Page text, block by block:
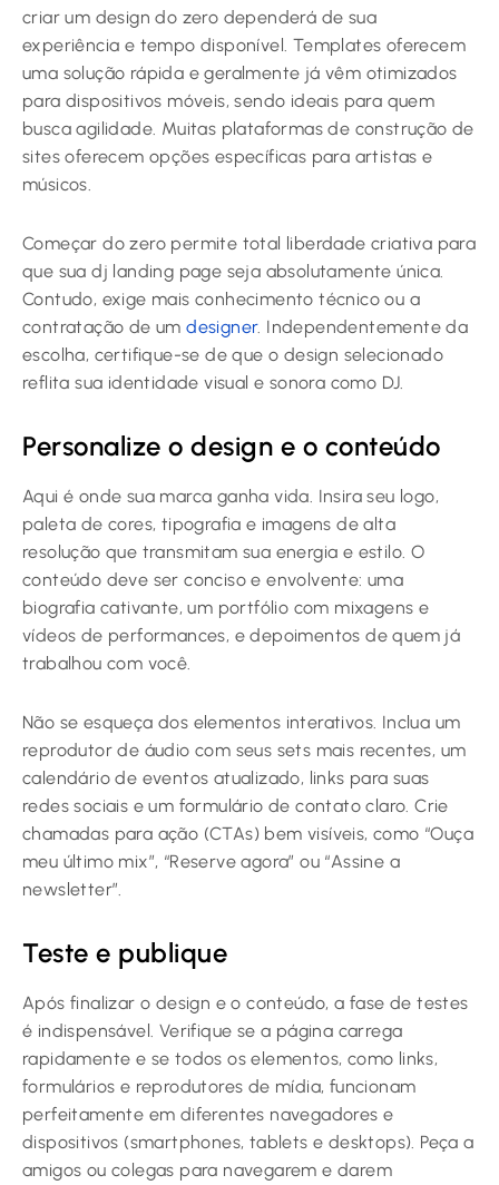
criar um design do zero dependerá de sua
experiência e tempo disponível. Templates oferecem
uma solução rápida e geralmente já vêm otimizados
para dispositivos móveis, sendo ideais para quem
busca agilidade. Muitas plataformas de construção de
sites oferecem opções específicas para artistas e
músicos.
Começar do zero permite total liberdade criativa para
que sua dj landing page seja absolutamente única.
Contudo, exige mais conhecimento técnico ou a
contratação de umdesigner. Independentemente da
escolha, certifique-se de que o design selecionado
reflita sua identidade visual e sonora como DJ.
Personalize o design e o conteúdo
Aqui é onde sua marca ganha vida. Insira seu logo,
paleta de cores, tipografia e imagens de alta
resolução que transmitam sua energia e estilo. O
conteúdo deve ser conciso e envolvente: uma
biografia cativante, um portfólio com mixagens e
vídeos de performances, e depoimentos de quem já
trabalhou com você.
Não se esqueça dos elementos interativos. Inclua um
reprodutor de áudio com seus sets mais recentes, um
calendário de eventos atualizado, links para suas
redes sociais e um formulário de contato claro. Crie
chamadas para ação (CTAs) bem visíveis, como “Ouça
meu último mix”, “Reserve agora” ou “Assine a
newsletter”.
Teste e publique
Após finalizar o design e o conteúdo, a fase de testes
é indispensável. Verifique se a página carrega
rapidamente e se todos os elementos, como links,
formulários e reprodutores de mídia, funcionam
perfeitamente em diferentes navegadores e
dispositivos (smartphones, tablets e desktops). Peça a
amigos ou colegas para navegarem e darem